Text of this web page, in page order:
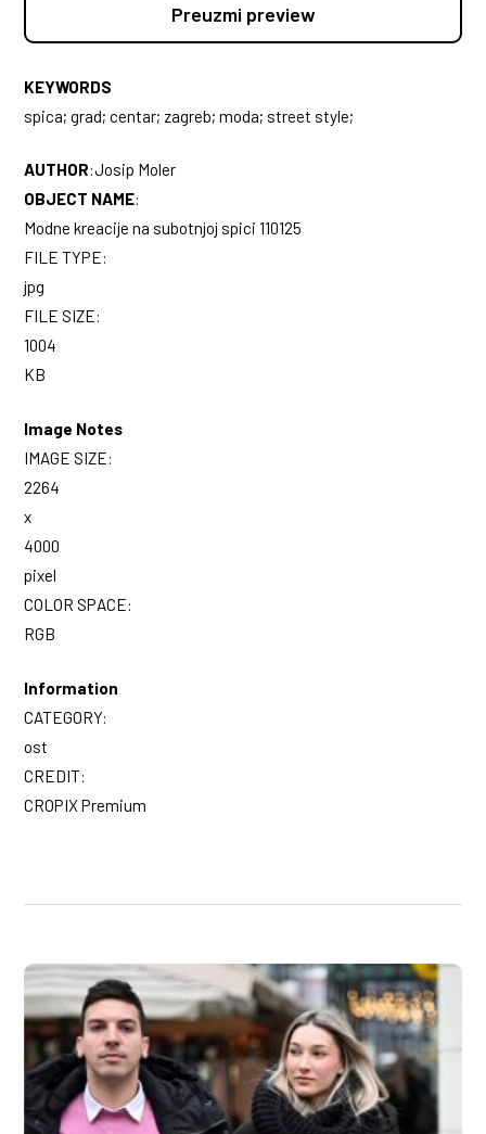
Preuzmi preview
KEYWORDS
spica; grad; centar; zagreb; moda; street style;
AUTHOR:Josip Moler
OBJECT NAME:
Modne kreacije na subotnjoj spici 110125
FILE TYPE:
jpg
FILE SIZE:
1004
KB
Image Notes
IMAGE SIZE:
2264
x
4000
pixel
COLOR SPACE:
RGB
Information
CATEGORY:
ost
CREDIT:
CROPIX Premium